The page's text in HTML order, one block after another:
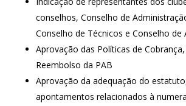
conselhos, Conselho de
Conselho de Técnicos e Conselho de
Aprovação das Políticas de
Reembolso da PAB
Aprovação da adequação do
apontamentos relacionados à